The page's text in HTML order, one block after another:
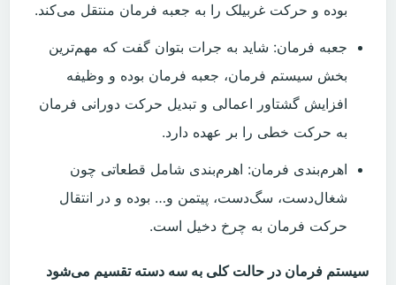
بوده و حرکت غربیلک را به جعبه فرمان منتقل می‌کند.
جعبه فرمان: شاید به جرات بتوان گفت که مهم‌ترین
بخش سیستم فرمان، جعبه فرمان بوده و وظیفه
افزایش گشتاور اعمالی و تبدیل حرکت دورانی فرمان
به حرکت خطی را بر عهده دارد.
اهرم‌بندی فرمان: اهرم‌بندی شامل قطعاتی چون
شغال‌دست، سگ‌دست، پیتمن و… بوده و در انتقال
حرکت فرمان به چرخ دخیل است.
سیستم فرمان در حالت کلی به سه دسته تقسیم می‌شود